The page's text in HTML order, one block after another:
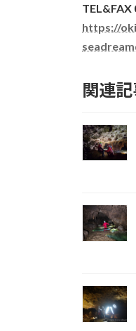
TEL&FAX
https://
関連